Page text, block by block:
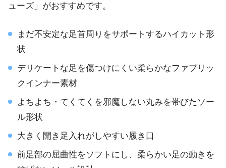
ューズ」がおすすめです。
まだ不安定な足首周りをサポートするハイカット 形
状
デリケートな足を傷つけにくい柔らかなファブリッ
ク インナー素材
よちよち・てくてくを邪魔しない丸みを帯びたソー
ル形状
大きく開き 足入れがしやすい履き口
前足部の屈曲性をソフトにし、 柔らかい足の動きを